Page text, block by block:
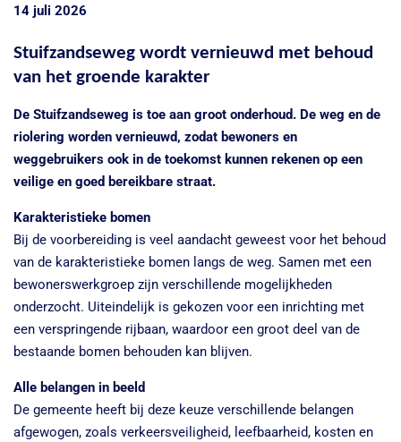
14 juli 2026
Stuifzandseweg wordt vernieuwd met behoud
van het groende karakter
De Stuifzandseweg is toe aan groot onderhoud. De weg en de
riolering worden vernieuwd, zodat bewoners en
weggebruikers ook in de toekomst kunnen rekenen op een
veilige en goed bereikbare straat.
Karakteristieke bomen
Bij de voorbereiding is veel aandacht geweest voor het behoud
van de karakteristieke bomen langs de weg. Samen met een
bewonerswerkgroep zijn verschillende mogelijkheden
onderzocht. Uiteindelijk is gekozen voor een inrichting met
een verspringende rijbaan, waardoor een groot deel van de
bestaande bomen behouden kan blijven.
Alle belangen in beeld
De gemeente heeft bij deze keuze verschillende belangen
afgewogen, zoals verkeersveiligheid, leefbaarheid, kosten en